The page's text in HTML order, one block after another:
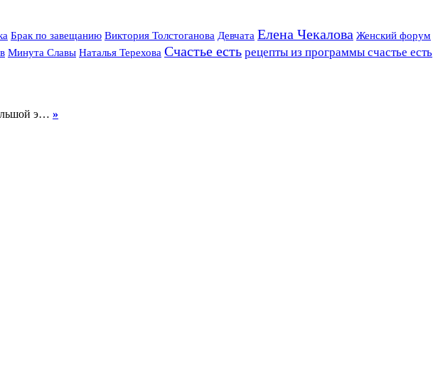
Брак по завещанию Виктория Толстоганова Девчата Елена Чекалова Женский форум
Минута Славы Наталья Терехова Счастье есть рецепты из программы счастье есть
э… »